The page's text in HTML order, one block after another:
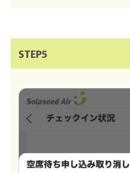
STEP5